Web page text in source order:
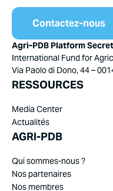
Contactez-nous
Agri-PDB Platform
International Fund for
Via Paolo di Dono, 44 –
RESSOURCES
Media Center
Actualités
AGRI-PDB
Qui sommes-nous ?
Nos partenaires
Nos membres